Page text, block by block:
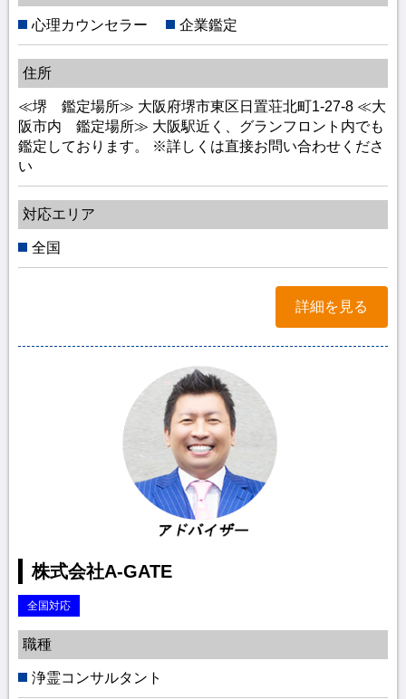
心理カウンセラー 企業鑑定
住所
≪堺 鑑定場所≫ 大阪府堺市東区日置荘北町1-27-8 ≪大
阪市内 鑑定場所≫ 大阪駅近く、グランフロント内でも
鑑定しております。 ※詳しくは直接お問い合わせくださ
い
対応エリア
全国
詳細を見る
株式会社A-GATE
全国対応
職種
浄霊コンサルタント